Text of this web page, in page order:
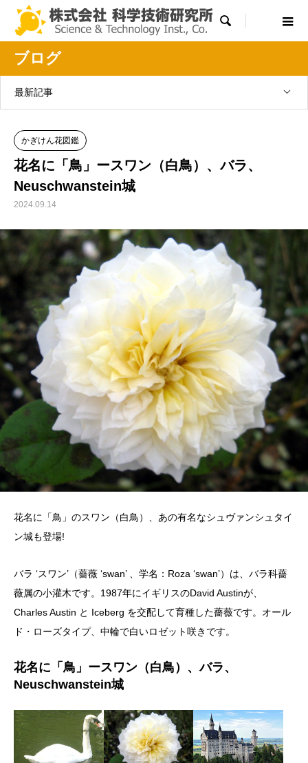

ブログ
最新記事
かぎけん花図鑑
花名に「鳥」ースワン（白鳥）、バラ、
Neuschwanstein城
2024.09.14
花名に「鳥」のスワン（白鳥）、あの有名なシュヴァンシュタイ
ン城も登場!
バラ ‘スワン’（薔薇 ‘swan’ 、学名：Roza ‘swan’）は、バラ科薔
薇属の小灌木です。1987年にイギリスのDavid Austinが、
Charles Austin と Iceberg を交配して育種した薔薇です。オール
ド・ローズタイプ、中輪で白いロゼット咲きです。
花名に「鳥」ースワン（白鳥）、バラ、
Neuschwanstein城